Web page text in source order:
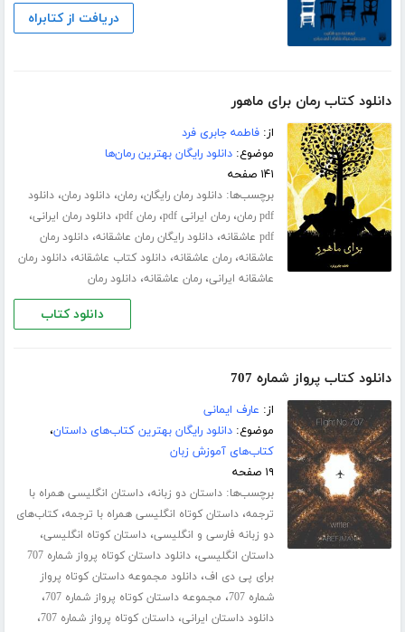
دریافت از کتابراه
دانلود کتاب رمان برای ماهور
از:فاطمه جابری فرد
موضوع:دانلود رایگان بهترین رمان‌ها
۱۴۱ صفحه
برچسب‌ها:دانلود رمان رایگان،رمان،دانلود رمان،دانلود
pdf رمان
،رمان ایرانی pdf ،رمان pdf ،دانلود رمان ایرانی،
pdf عاشقانه ،دانلود رایگان رمان عاشقانه،دانلود رمان
عاشقانه،رمان عاشقانه،دانلود کتاب عاشقانه،دانلود رمان
عاشقانه ایرانی،رمان عاشقانه،دانلود رمان
دانلود کتاب
دانلود کتاب پرواز شماره 707
از: عارف ایمانی
موضوع:دانلود رایگان بهترین کتاب‌های داستان،
کتاب‌های آموزش زبان
۱۹ صفحه
برچسب‌ها:داستان دو زبانه،داستان انگلیسی همراه با
ترجمه،داستان کوتاه انگلیسی همراه با ترجمه،کتاب‌های
دو زبانه فارسی و انگلیسی،داستان کوتاه انگلیسی،
داستان انگلیسی،
دانلود داستان کوتاه پرواز شماره 707
برای پی دی اف،دانلود مجموعه داستان کوتاه پرواز
شماره 707
، مجموعه داستان کوتاه پرواز شماره 707 ،
دانلود داستان ایرانی،داستان کوتاه پرواز شماره 707 ،